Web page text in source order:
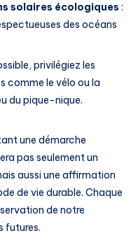
solaires écologiques :
des océans
privilégiez les
comme le vélo ou la
du pique-nique.
une démarche
pas seulement un
aussi une affirmation
de vie durable. Chaque
de notre
futures.